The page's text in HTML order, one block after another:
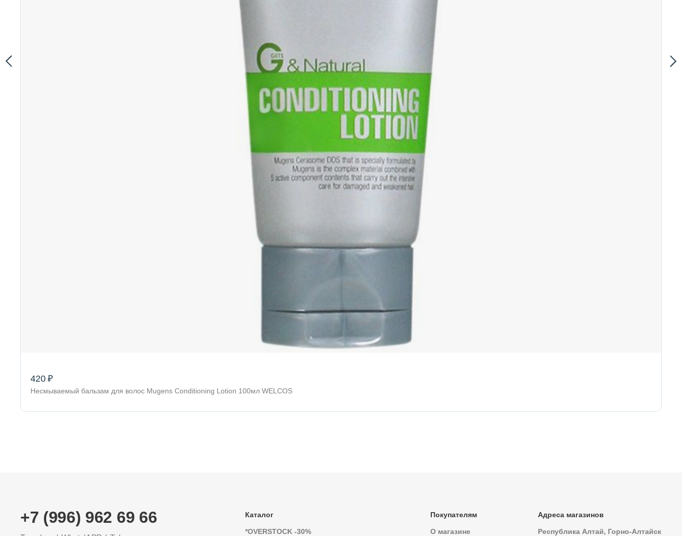
420 ₽
Несмываемый бальзам для волос Mugens Conditioning Lotion 100мл WELCOS
+7 (996) 962 69 66 Каталог
*OVERSTOCK -30%
Покупателям
О магазине
Адреса магазинов
Республика Алтай, Горно-Алтайск